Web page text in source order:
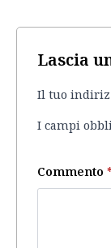
Lascia
Il tuo
I campi
Commento